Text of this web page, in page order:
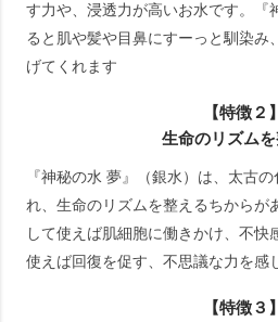
す力や、浸透力が高いお水です。『
ると肌や髪や目鼻にすーっと馴染み
げてくれます
【特徴２】
生命のリズム
『神秘の水 夢』（銀水）は、太古
れ、生命のリズムを整えるちからが
して使えば肌細胞に働きかけ、不快
使えば回復を促す、不思議な力を感
【特徴３】